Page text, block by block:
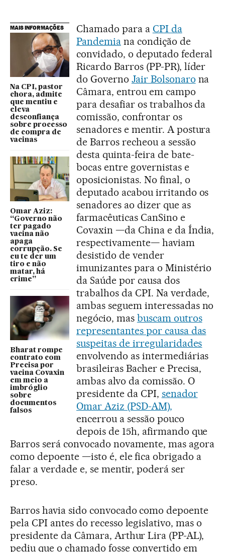
MAIS INFORMAÇÕES
Na CPI, pastor
chora, admite
que mentiu e
eleva
desconfiança
sobre processo
de compra de
vacinas
Omar Aziz:
“Governo não
ter pagado
vacina não
apaga
corrupção. Se
eu te der um
tiro e não
matar, há
crime”
Bharat rompe
contrato com
Precisa por
vacina Covaxin
em meio a
imbróglio
sobre
documentos
falsos
Chamado para a CPI da
Pandemiana condição de
convidado, o deputado federal
Ricardo Barros (PP-PR), líder
do Governo Jair Bolsonaro na
Câmara, entrou em campo
para desafiar os trabalhos da
comissão, confrontar os
senadores e mentir. A postura
de Barros recheou a sessão
desta quinta-feira de bate-
bocas entre governistas e
oposicionistas. No final, o
deputado acabou irritando os
senadores ao dizer que as
farmacêuticas CanSino e
Covaxin —da China e da Índia,
respectivamente— haviam
desistido de vender
imunizantes para o Ministério
da Saúde por causa dos
trabalhos da CPI. Na verdade,
ambas seguem interessadas no
negócio, mas buscam outros
representantes por causa das
suspeitas de irregularidades
envolvendo as intermediárias
brasileiras Bacher e Precisa,
ambas alvo da comissão. O
presidente da CPI, senador
Omar Aziz (PSD-AM),
encerrou a sessão pouco
depois de 15h, afirmando que
Barros será convocado novamente, mas agora
como depoente —isto é, ele fica obrigado a
falar a verdade e, se mentir, poderá ser
preso.
Barros havia sido convocado como depoente
pela CPI antes do recesso legislativo, mas o
presidente da Câmara, Arthur Lira (PP-AL),
pediu que o chamado fosse convertido em